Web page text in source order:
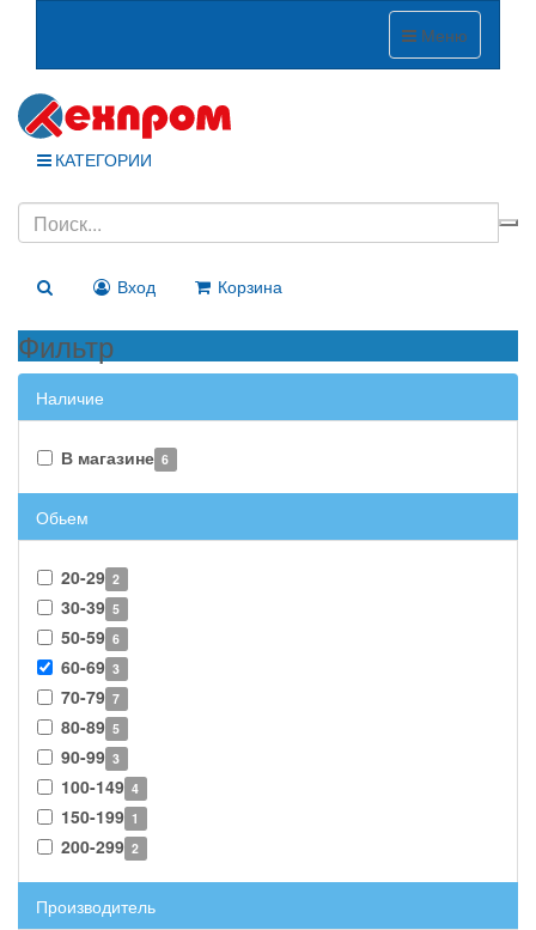
Меню
КАТЕГОРИИ
Вход Корзина
Фильтр
Наличие
В магазине 6
Обьем
20-29 2
30-39 5
50-59 6
60-69 3
70-79 7
80-89 5
90-99 3
100-149 4
150-199 1
200-299 2
Производитель